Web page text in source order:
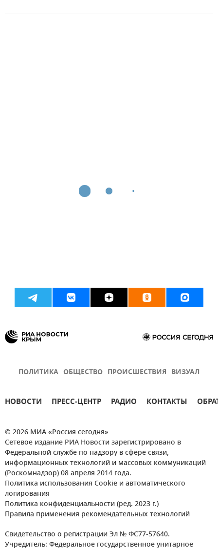
ПОЛИТИКА ОБЩЕСТВО ПРОИСШЕСТВИЯ ВИЗУАЛ
НОВОСТИ ПРЕСС-ЦЕНТР РАДИО КОНТАКТЫ
© 2026 МИА «Россия сегодня»
Сетевое издание РИА Новости зарегистрировано в
Федеральной службе по надзору в сфере связи,
информационных технологий и массовых коммуникаций
(Роскомнадзор) 08 апреля 2014 года.
Политика использования Cookie и автоматического
логирования
Политика конфиденциальности (ред. 2023 г.)
Правила применения рекомендательных технологий
Свидетельство о регистрации Эл № ФС77-57640.
Учредитель: Федеральное государственное унитарное